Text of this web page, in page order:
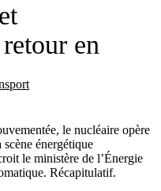
en
le nucléaire opère
énergétique
le ministère de l’Énergie
Récapitulatif.